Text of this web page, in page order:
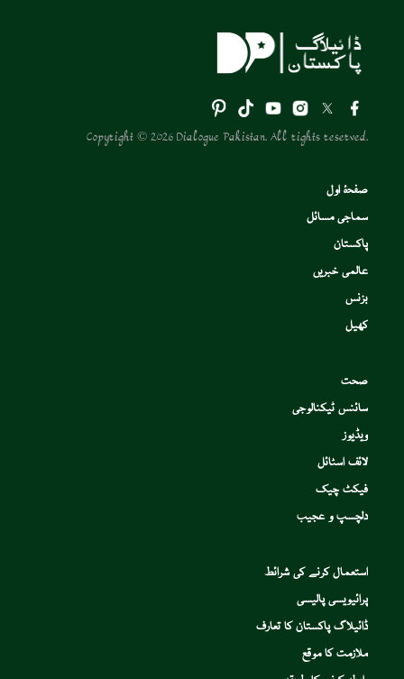
Copyright © 2026 Dialogue Pakistan. All rights reserved.
صفحۂ اول
سماجی مسائل
پاکستان
عالمی خبریں
بزنس
کھیل
صحت
سائنس ٹیکنالوجی
ویڈیوز
لائف اسٹائل
فیکٹ چیک
دلچسپ و عجیب
استعمال کرنے کی شرائط
پرائیویسی پالیسی
ڈائیلاگ پاکستان کا تعارف
ملازمت کا موقع